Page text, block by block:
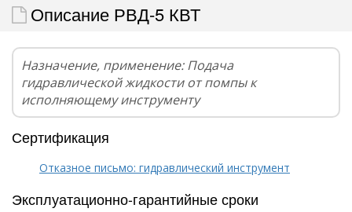
Описание РВД-5 КВТ
Назначение, применение: Подача
гидравлической жидкости от помпы к
исполняющему инструменту
Сертификация
Отказное письмо: гидравлический инструмент
Эксплуатационно-гарантийные сроки